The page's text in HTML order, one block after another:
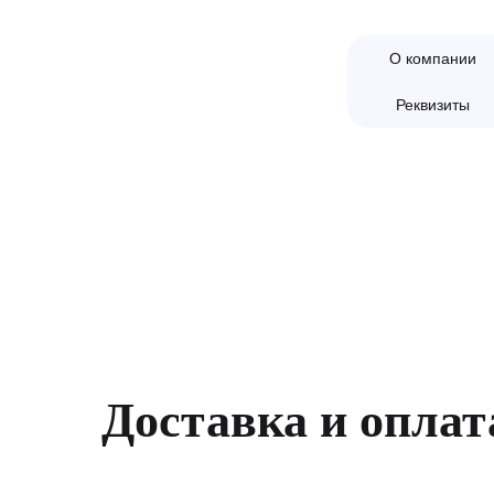
Реквизиты
О компании
Доставка и